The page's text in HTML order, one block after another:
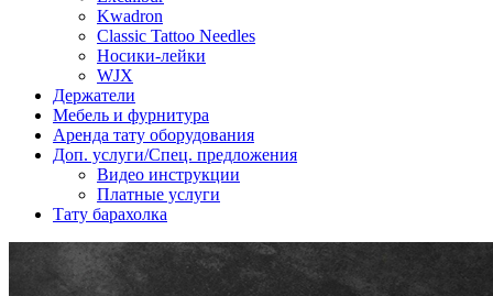
Kwadron
Classic Tattoo Needles
Носики-лейки
WJX
Держатели
Мебель и фурнитура
Аренда тату оборудования
Доп. услуги/Спец. предложения
Видео инструкции
Платные услуги
Тату барахолка